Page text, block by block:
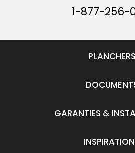
1-877-256-
PLANCHERS
GARANTIES &